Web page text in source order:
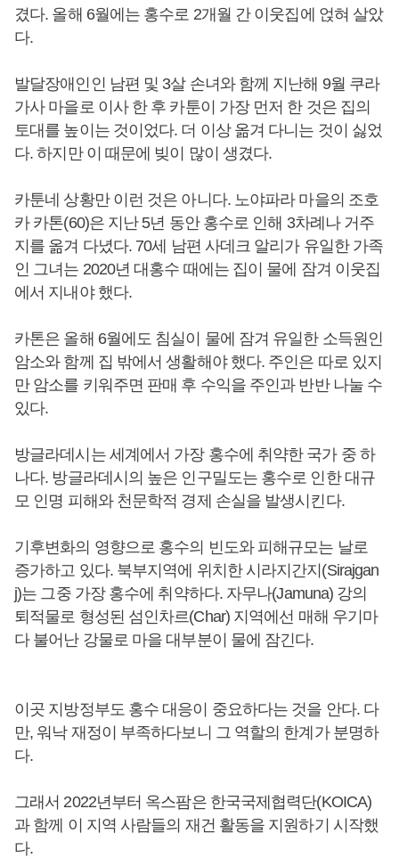
겼다. 올해 6월에는 홍수로 2개월 간 이웃집에 얹혀 살았
다.
발달장애인인 남편 및 3살 손녀와 함께 지난해 9월 쿠라
가사 마을로 이사 한 후 카툰이 가장 먼저 한 것은 집의
토대를 높이는 것이었다. 더 이상 옮겨 다니는 것이 싫었
다. 하지만 이 때문에 빚이 많이 생겼다.
카툰네 상황만 이런 것은 아니다. 노야파라 마을의 조호
카 카톤(60)은 지난 5년 동안 홍수로 인해 3차례나 거주
지를 옮겨 다녔다. 70세 남편 사데크 알리가 유일한 가족
인 그녀는 2020년 대홍수 때에는 집이 물에 잠겨 이웃집
에서 지내야 했다.
카톤은 올해 6월에도 침실이 물에 잠겨 유일한 소득원인
암소와 함께 집 밖에서 생활해야 했다. 주인은 따로 있지
만 암소를 키워주면 판매 후 수익을 주인과 반반 나눌 수
있다.
방글라데시는 세계에서 가장 홍수에 취약한 국가 중 하
나다. 방글라데시의 높은 인구밀도는 홍수로 인한 대규
모 인명 피해와 천문학적 경제 손실을 발생시킨다.
기후변화의 영향으로 홍수의 빈도와 피해규모는 날로
증가하고 있다. 북부지역에 위치한 시라지간지(Sirajgan
j)는 그중 가장 홍수에 취약하다. 자무나(Jamuna) 강의
퇴적물로 형성된 섬인차르(Char) 지역에선 매해 우기마
다 불어난 강물로 마을 대부분이 물에 잠긴다.
이곳 지방정부도 홍수 대응이 중요하다는 것을 안다. 다
만, 워낙 재정이 부족하다보니 그 역할의 한계가 분명하
다.
그래서 2022년부터 옥스팜은 한국국제협력단(KOICA)
과 함께 이 지역 사람들의 재건 활동을 지원하기 시작했
다.